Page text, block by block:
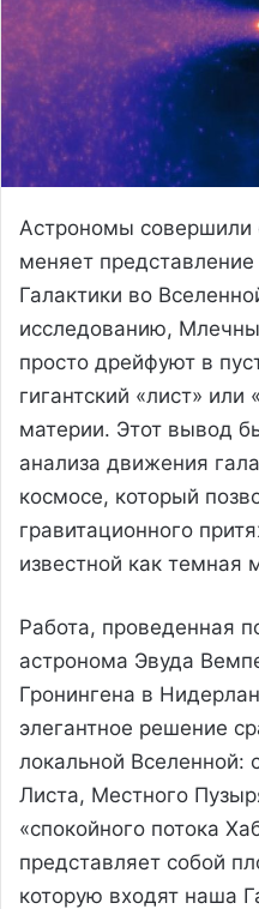
Астрономы совершили
меняет
Галактики во
исследованию,
просто дрейфуют в
гигантский «лист» или
материи. Этот вывод
анализа движения
космосе, который
гравитационного
известной как темная
Работа, проведенная
астронома Эвудa
Гронингена в
элегантное решение
локальной Вселенной:
Листа, Местного
«спокойного потока
представляет собой
которую входят наша